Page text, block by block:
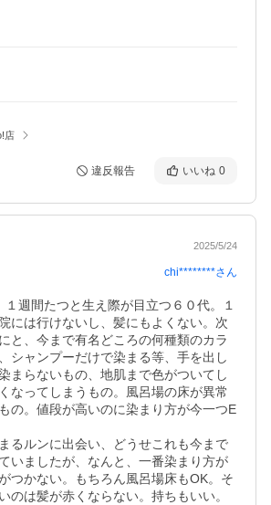
店
違反報告 いいね 0
2025/5/24
chi********さん
週間たつと生え際が目立つ６０代。１
には行けないし、髪にもよくない。次
と、今まで有名どころの何種類のカラ
シャンプーだけで染まる等、手を出し
まらないもの、地肌まで色がついてし
なってしまうもの。風呂場の床が異常
の。値段が高いのに染まり方が今一つE
るルンに出会い、どうせこれも今まで
いましたが、なんと、一番染まり方が
つかない。もちろん風呂場床もOK。そ
のは髪が赤くならない。持ちもいい。